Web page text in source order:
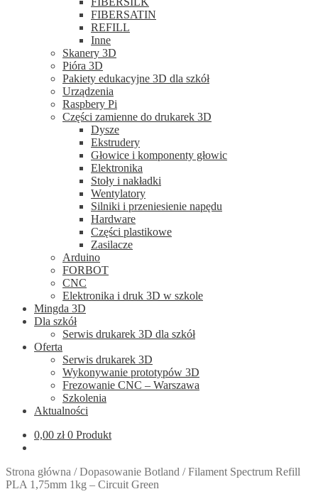
FIBERSATIN
REFILL
Inne
Skanery 3D
Pióra 3D
Pakiety edukacyjne 3D dla szkół
Urządzenia
Raspbery Pi
Części zamienne do drukarek 3D
Dysze
Ekstrudery
Głowice i komponenty głowic
Elektronika
Stoły i nakładki
Wentylatory
Silniki i przeniesienie napędu
Hardware
Części plastikowe
Zasilacze
Arduino
FORBOT
CNC
Elektronika i druk 3D w szkole
Mingda 3D
Dla szkół
Serwis drukarek 3D dla szkół
Oferta
Serwis drukarek 3D
Wykonywanie prototypów 3D
Frezowanie CNC – Warszawa
Szkolenia
Aktualności
0,00 zł 0 Produkt
Strona główna /Dopasowanie Botland /Filament Spectrum Refill
PLA 1,75mm 1kg – Circuit Green